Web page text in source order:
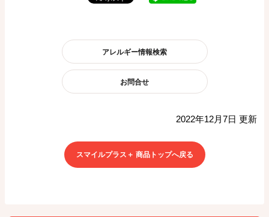
アレルギー情報検索
お問合せ
2022年12月7日 更新
スマイルプラス＋ 商品トップへ戻る